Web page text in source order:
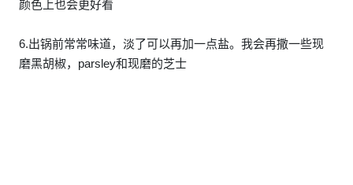
颜色上也会更好看
6.出锅前常常味道，淡了可以再加一点盐。我会再撒一些现
磨黑胡椒，parsley和现磨的芝士